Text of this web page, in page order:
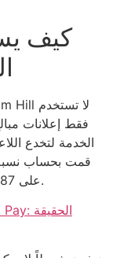
كيف
فقط إعلانات
قمت بحساب نسبة
على 87% من اللاعبين الذين ينهارون بعد أول سحب.